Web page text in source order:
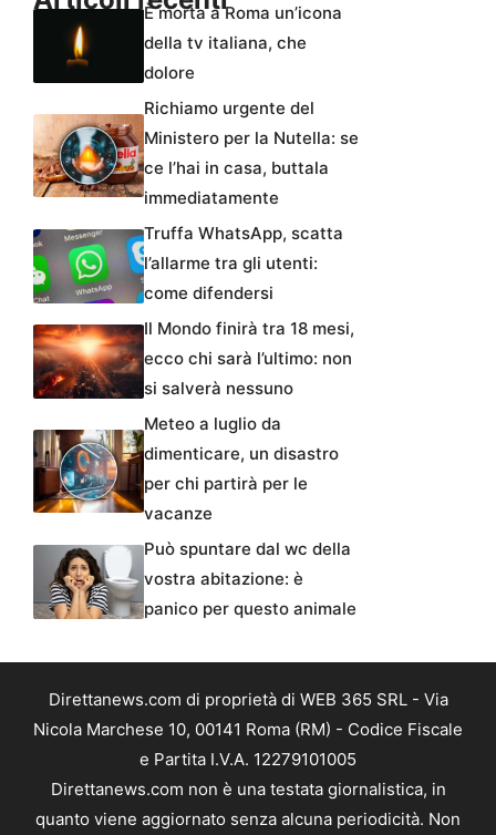
È morta a Roma un’icona
della tv italiana, che
dolore
Richiamo urgente del
Ministero per la Nutella: se
ce l’hai in casa, buttala
immediatamente
Truffa WhatsApp, scatta
l’allarme tra gli utenti:
come difendersi
Il Mondo finirà tra 18 mesi,
ecco chi sarà l’ultimo: non
si salverà nessuno
Meteo a luglio da
dimenticare, un disastro
per chi partirà per le
vacanze
Può spuntare dal wc della
vostra abitazione: è
panico per questo animale
Direttanews.com di proprietà di WEB 365 SRL - Via
Nicola Marchese 10, 00141 Roma (RM) - Codice Fiscale
e Partita I.V.A. 12279101005
Direttanews.com non è una testata giornalistica, in
quanto viene aggiornato senza alcuna periodicità. Non